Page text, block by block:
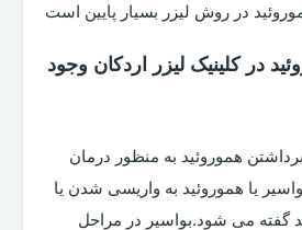
در روش لیزر بسیار پایین است
در کلینیک لیزر اردکان وجود
هموروئید به منظور درمان
یا هموروئید به واریسی شدن یا
می شود.بواسیر در مراحل